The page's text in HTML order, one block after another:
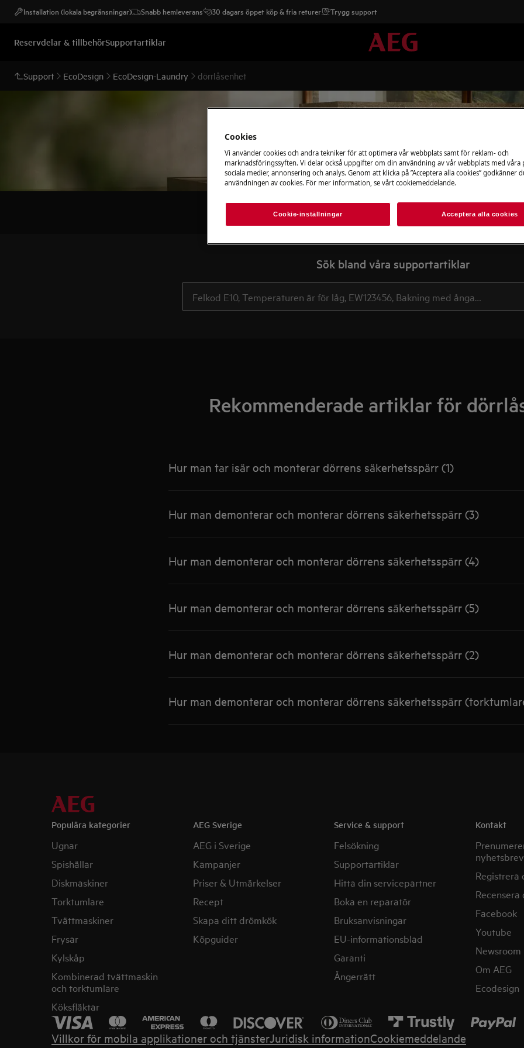
Installation (lokala begränsningar) Snabb hemleverans 30 dagars öppet köp & fria returer Trygg support
Reservdelar & tillbehörSupportartiklar
Support EcoDesign EcoDesign-Laundry dörrlåsenhet
Stöd för dörrlåsenhet
Sök bland våra supportartiklar
Rekommenderade artiklar för
Hur man tar isär och monterar dörrens säkerhetsspärr (1)
Hur man demonterar och monterar dörrens säkerhetsspärr (3)
Hur man demonterar och monterar dörrens säkerhetsspärr (4)
Hur man demonterar och monterar dörrens säkerhetsspärr (5)
Hur man demonterar och monterar dörrens säkerhetsspärr (2)
Hur man demonterar och monterar dörrens säkerhetsspärr
Populära kategorier
Ugnar
Spishällar
Diskmaskiner
Torktumlare
Tvättmaskiner
Frysar
Kylskåp
Kombinerad tvättmaskin
och torktumlare
Köksfläktar
AEG Sverige
AEG i Sverige
Kampanjer
Priser & Utmärkelser
Recept
Skapa ditt drömkök
Köpguider
Service & support
Felsökning
Supportartiklar
Hitta din servicepartner
Boka en reparatör
Bruksanvisningar
EU-informationsblad
Garanti
Ångerrätt
Kontakt
nyhetsbrev
Registrera
Facebook
Youtube
Newsroom
Om AEG
Ecodesign
Villkor för mobila applikationer och tjänsterJuridisk informationCookiemeddelande
Cookies
Vi använder cookies och andra tekniker för att optimera vår webbplats samt för reklam- och
marknadsföringssyften. Vi delar också uppgifter om din användning av vår webbplats med
sociala medier, annonsering och analys. Genom att klicka på ”Acceptera alla cookies” godkänner
användningen av cookies. För mer information, se vårt cookiemeddelande.
Cookie-inställningar Acceptera alla cookies